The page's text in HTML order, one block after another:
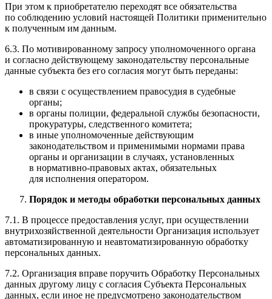
При этом к приобретателю переходят все обязательства
по соблюдению условий настоящей Политики применительно
к полученным им данным.
6.3. По мотивированному запросу уполномоченного органа
и согласно действующему законодательству персональные
данные субъекта без его согласия могут быть переданы:
в связи с осуществлением правосудия в судебные
органы;
в органы полиции, федеральной службы безопасности,
прокуратуры, следственного комитета;
в иные уполномоченные действующим
законодательством и применимыми нормами права
органы и организации в случаях, установленных
в нормативно-правовых актах, обязательных
для исполнения оператором.
Порядок и методы обработки персональных данных
7.1. В процессе предоставления услуг, при осуществлении
внутрихозяйственной деятельности Организация использует
автоматизированную и неавтоматизированную обработку
персональных данных.
7.2. Организация вправе поручить Обработку Персональных
данных другому лицу с согласия Субъекта Персональных
данных, если иное не предусмотрено законодательством